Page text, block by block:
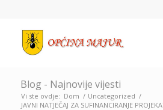
Blog - Najnovije vijesti
Vi ste ovdje: Dom / Uncategorized /
JAVNI NATJEČAJ ZA SUFINANCIRANJE